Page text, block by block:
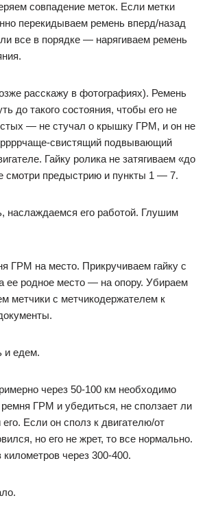
совпадение меток. Если метки
перекидываем ремень вперд/назад
все в порядке — нарягиваем ремень
расскажу в фотографиях). Ремень
до такого состояния, чтобы его не
— не стучал о крышку ГРМ, и он не
свистящий подвывающий
Гайку ролика не затягиваем «до
смотри предыстрию и пункты 1 — 7.
наслаждаемся его работой. Глушим
ГРМ на место. Прикручиваем гайку с
ее родное место — на опору. Убираем
метчики с метчикодержателем к
и едем.
через 50-100 км необходимо
ГРМ и убедиться, не сползает ли
Если он сполз к двигателю/от
но его не жрет, то все нормально.
через 300-400.